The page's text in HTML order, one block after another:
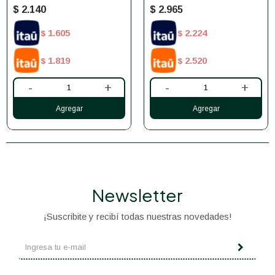
VAINILLA - 453 G (1 LB)
$ 2.140
$ 1.605
$ 1.819
- +
G (2 LB)
$ 2.965
$ 2.224
$ 2.520
- +
Newsletter
¡Suscribite y recibí todas nuestras novedades!